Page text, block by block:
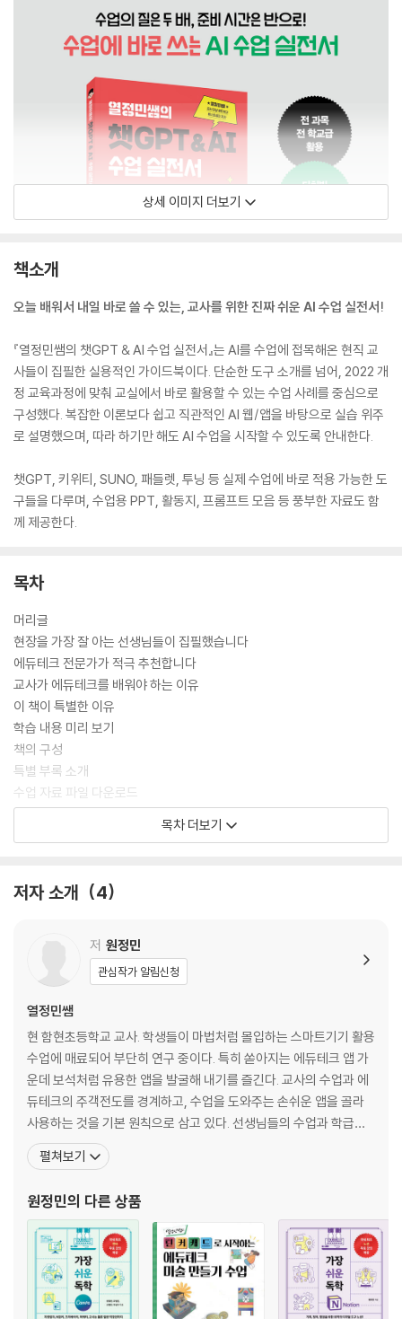
상세 이미지 더보기
책소개
오늘 배워서 내일 바로 쓸 수 있는, 교사를 위한 진짜 쉬운 AI 수업 실전서!
『열정민쌤의 챗GPT & AI 수업 실전서』는 AI를 수업에 접목해온 현직 교
사들이 집필한 실용적인 가이드북이다. 단순한 도구 소개를 넘어, 2022 개
정 교육과정에 맞춰 교실에서 바로 활용할 수 있는 수업 사례를 중심으로
구성했다. 복잡한 이론보다 쉽고 직관적인 AI 웹/앱을 바탕으로 실습 위주
로 설명했으며, 따라 하기만 해도 AI 수업을 시작할 수 있도록 안내한다.
챗GPT, 키위티, SUNO, 패들렛, 투닝 등 실제 수업에 바로 적용 가능한 도
구들을 다루며, 수업용 PPT, 활동지, 프롬프트 모음 등 풍부한 자료도 함
께 제공한다.
목차
머리글
현장을 가장 잘 아는 선생님들이 집필했습니다
에듀테크 전문가가 적극 추천합니다
교사가 에듀테크를 배워야 하는 이유
이 책이 특별한 이유
학습 내용 미리 보기
책의 구성
특별 부록 소개
수업 자료 파일 다운로드
수업 PPT 자료 미리 보기
LESSON 01 수업에 ChatGPT 활용하기
ChatGPT 사용 연령 제한
ChatGPT를 수업에 활용할 때 교사가 주도해야 하는 이유
LESSON 02 ChatGPT 시작하기
ChatGPT를 유료로 사용해야 할까요?
ChatGPT 실행하기
ChatGPT의 한계를 알아야 더 똑똑하게 쓸 수 있다
LESSON 03 ChatGPT, 이것만 알아도 충분하다
프롬프트 엔지니어링이란?
답변 퀄리티를 올리는 프롬프트 치트키
LESSON 04 [국어, 사회/초중고] 책 속 인물, 역사 속 인물과 대화하기
ChatGPT로 가상 대화 구현하기
역사 속 인물과 가상 대화하기
책 속 인물과 가상 대화하기
목차 더보기
저자 소개 4
저 원정민
관심작가 알림신청
열정민쌤
현 함현초등학교 교사. 학생들이 마법처럼 몰입하는 스마트기기 활용
수업에 매료되어 부단히 연구 중이다. 특히 쏟아지는 에듀테크 앱 가
운데 보석처럼 유용한 앱을 발굴해 내기를 즐긴다. 교사의 수업과 에
듀테크의 주객전도를 경계하고, 수업을 도와주는 손쉬운 앱을 골라
사용하는 것을 기본 원칙으로 삼고 있다. 선생님들의 수업과 학급운
영에 유용한 에듀테크를 선별해 공유하고 활용법을 설명하는 실무 맞
춤형 강의를 여러 지역의 교육연수원과 전문적 학습 공동체에서 진행
특히 생산성 도구를 활용한 학생관리 및 업무처리에 관심이
펼쳐보기
원정민의 다른 상품